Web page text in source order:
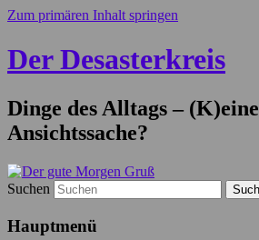
Zum primären Inhalt springen
Der Desasterkreis
Dinge des Alltags – (K)eine
Ansichtssache?
Suchen
Hauptmenü